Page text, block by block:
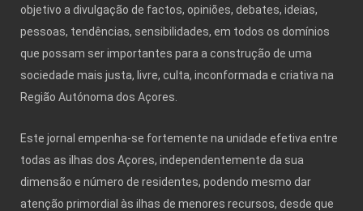
objetivo a divulgação de factos, opiniões, debates, ideias,
pessoas, tendências, sensibilidades, em todos os domínios
que possam ser importantes para a construção de uma
sociedade mais justa, livre, culta, inconformada e criativa na
Região Autónoma dos Açores.
Este jornal empenha-se fortemente na unidade efetiva entre
todas as ilhas dos Açores, independentemente da sua
dimensão e número de residentes, podendo mesmo dar
atenção primordial às ilhas de menores recursos, desde que